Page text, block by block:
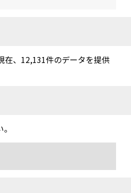
在、12,131件のデータを提供